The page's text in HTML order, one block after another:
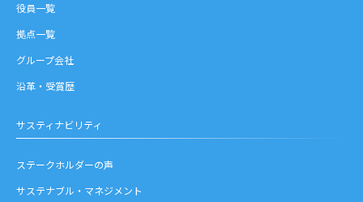
役員一覧
拠点一覧
グループ会社
沿革・受賞歴
サスティナビリティ
ステークホルダーの声
サステナブル・マネジメント